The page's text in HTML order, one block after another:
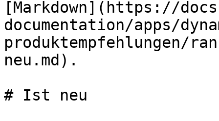
[Markdown](https://
documentation/apps/
neu.md).
# Ist neu